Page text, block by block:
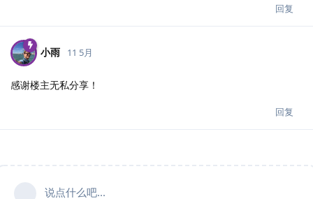
回复
小雨 11 5月
感谢楼主无私分享！
回复
说点什么吧...